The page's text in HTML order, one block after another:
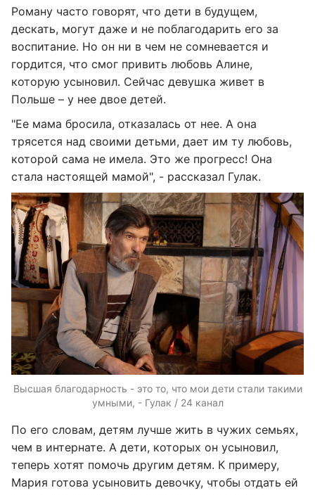
Роману часто говорят, что дети в будущем,
дескать, могут даже и не поблагодарить его за
воспитание. Но он ни в чем не сомневается и
гордится, что смог привить любовь Алине,
которую усыновил. Сейчас девушка живет в
Польше – у нее двое детей.
"Ее мама бросила, отказалась от нее. А она
трясется над своими детьми, дает им ту любовь,
которой сама не имела. Это же прогресс! Она
стала настоящей мамой", - рассказал Гулак.
Высшая благодарность - это то, что мои дети стали такими
умными, - Гулак / 24 канал
По его словам, детям лучше жить в чужих семьях,
чем в интернате. А дети, которых он усыновил,
теперь хотят помочь другим детям. К примеру,
Мария готова усыновить девочку, чтобы отдать ей